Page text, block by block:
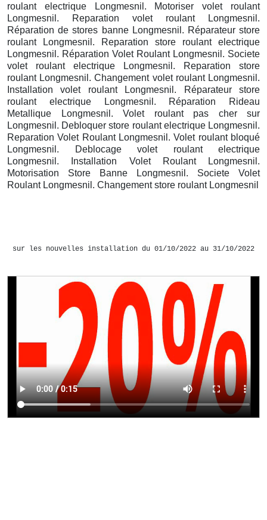
roulant electrique Longmesnil. Motoriser volet roulant
Longmesnil. Reparation volet roulant Longmesnil.
Réparation de stores banne Longmesnil. Réparateur store
roulant Longmesnil. Reparation store roulant electrique
Longmesnil. Réparation Volet Roulant Longmesnil. Societe
volet roulant electrique Longmesnil. Reparation store
roulant Longmesnil. Changement volet roulant Longmesnil.
Installation volet roulant Longmesnil. Réparateur store
roulant electrique Longmesnil. Réparation Rideau
Metallique Longmesnil. Volet roulant pas cher sur
Longmesnil. Debloquer store roulant electrique Longmesnil.
Reparation Volet Roulant Longmesnil. Volet roulant bloqué
Longmesnil. Deblocage volet roulant electrique
Longmesnil. Installation Volet Roulant Longmesnil.
Motorisation Store Banne Longmesnil. Societe Volet
Roulant Longmesnil. Changement store roulant Longmesnil
sur les nouvelles installation du 01/10/2022 au 31/10/2022